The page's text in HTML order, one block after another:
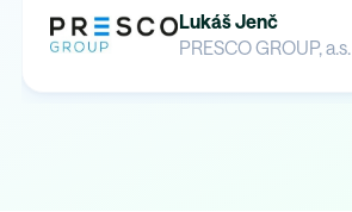
Lukáš Jenč
PRESCO GROUP, a.s.